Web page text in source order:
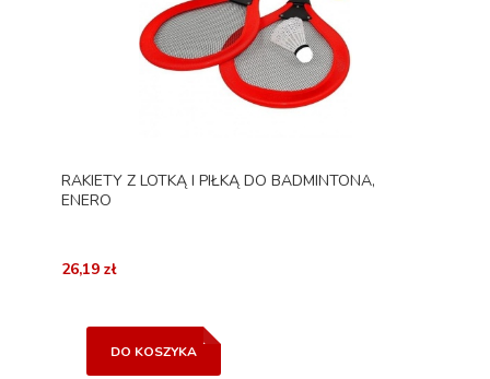
RAKIETY Z LOTKĄ I PIŁKĄ DO BADMINTONA,
ENERO
26,19 zł
DO KOSZYKA